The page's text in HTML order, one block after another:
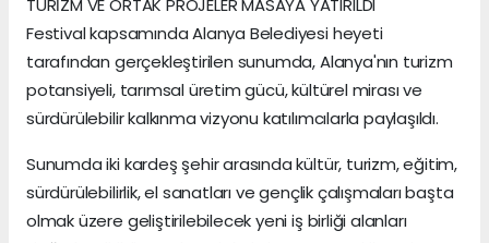
Festival kapsamında Alanya Belediyesi heyeti
tarafından gerçekleştirilen sunumda, Alanya'nın turizm
potansiyeli, tarımsal üretim gücü, kültürel mirası ve
sürdürülebilir kalkınma vizyonu katılımcılarla paylaşıldı.
Sunumda iki kardeş şehir arasında kültür, turizm, eğitim,
sürdürülebilirlik, el sanatları ve gençlik çalışmaları başta
olmak üzere geliştirilebilecek yeni iş birliği alanları